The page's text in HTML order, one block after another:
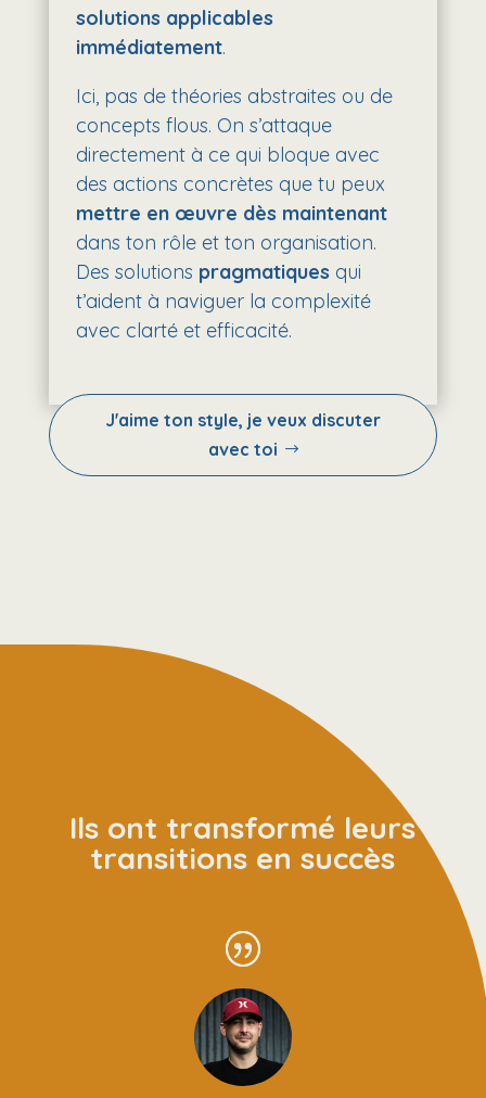
solutions applicables
immédiatement.
Ici, pas de théories abstraites ou de
concepts flous. On s’attaque
directement à ce qui bloque avec
des actions concrètes que tu peux
mettre en œuvre dès maintenant
dans ton rôle et ton organisation.
Des solutions pragmatiques qui
t’aident à naviguer la complexité
avec clarté et efficacité.
J'aime ton style, je veux discuter
avec toi
Ils ont transformé leurs
transitions en succès